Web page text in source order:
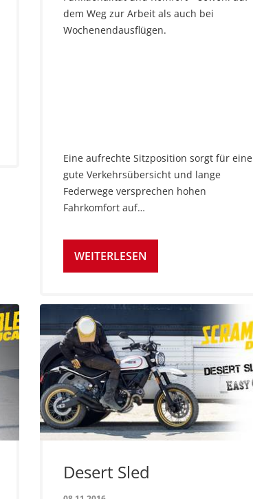
dem Weg zur Arbeit als auch bei
Wochenendausflügen.
Eine aufrechte Sitzposition sorgt für eine
gute Verkehrsübersicht und lange
Federwege versprechen hohen
Fahrkomfort auf…
WEITERLESEN
Desert Sled